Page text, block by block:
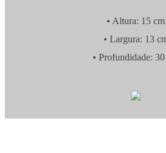
• Altura: 15 cm
• Largura: 13
• Profundidade: